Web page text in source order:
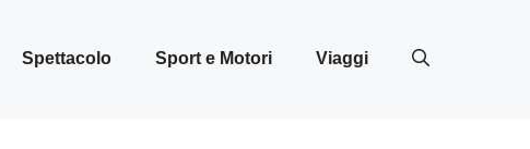
Spettacolo Sport e Motori Viaggi